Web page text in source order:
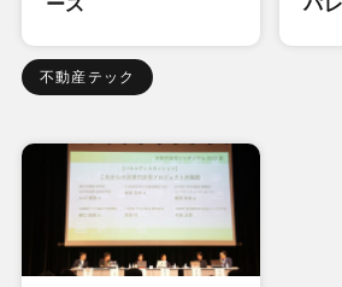
不動産テック